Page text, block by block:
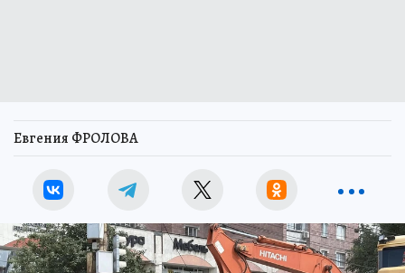
Евгения ФРОЛОВА